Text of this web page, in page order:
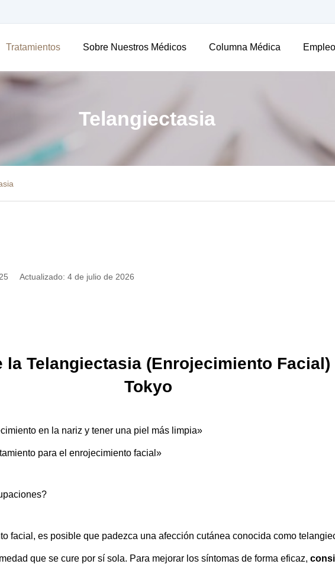
Tratamientos Sobre Nuestros Médicos Columna Médica Empleo
Telangiectasia
Actualizado: 4 de julio de 2026
la Telangiectasia (Enrojecimiento
Tokyo
en la nariz y tener una piel más limpia»
para el enrojecimiento facial»
facial, es posible que padezca una afección cutánea conocida como
que se cure por sí sola. Para mejorar los síntomas de forma eficaz,